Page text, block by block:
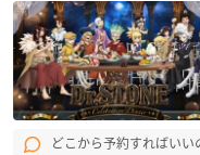
どこから予約すればい